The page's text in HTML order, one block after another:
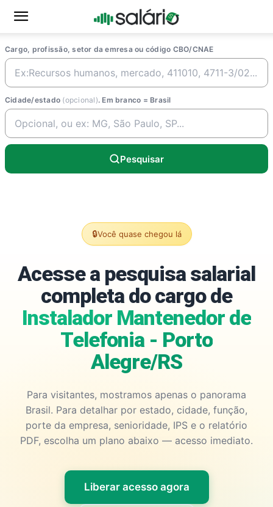
Cargo, profissão, setor da emresa ou código CBO/CNAE
Cidade/estado (opcional). Em branco = Brasil
Pesquisar
🔒Você quase chegou lá
Acesse a pesquisa salarial
completa do cargo de
Instalador Mantenedor de
Telefonia - Porto
Alegre/RS
Para visitantes, mostramos apenas o panorama
Brasil. Para detalhar por estado, cidade, função,
porte da empresa, senioridade, IPS e o relatório
PDF, escolha um plano abaixo — acesso imediato.
Liberar acesso agora